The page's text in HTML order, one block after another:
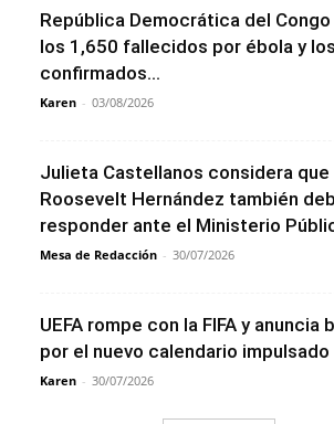
República Democrática del
los 1,650 fallecidos por ébola y
confirmados...
Karen - 03/08/2026
Julieta Castellanos considera que
Roosevelt Hernández también
responder ante el Ministerio
Mesa de Redacción - 30/07/2026
UEFA rompe con la FIFA y anuncia
por el nuevo calendario impulsado
Karen - 30/07/2026